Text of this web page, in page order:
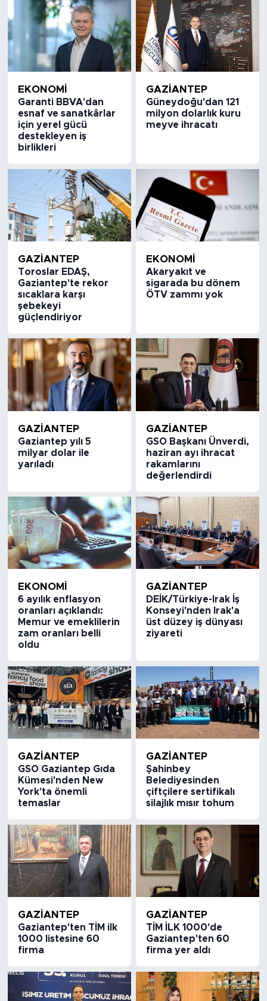
EKONOMİ
Garanti BBVA'dan
esnaf ve sanatkârlar
için yerel gücü
destekleyen iş
birlikleri
GAZIANTEP
Güneydoğu'dan 121
milyon dolarlık kuru
meyve ihracatı
GAZIANTEP
Toroslar EDAŞ,
Gaziantep'te rekor
sıcaklara karşı
şebekeyi
güçlendiriyor
EKONOMİ
Akaryakıt ve
sigarada bu dönem
ÖTV zammı yok
GAZIANTEP
Gaziantep yılı 5
milyar dolar ile
yarıladı
GAZIANTEP
GSO Başkanı Ünverdi,
haziran ayı ihracat
rakamlarını
değerlendirdi
EKONOMİ
6 ayılık enflasyon
oranları açıklandı:
Memur ve emeklilerin
zam oranları belli
oldu
GAZIANTEP
DEİK/Türkiye-Irak İş
Konseyi'nden Irak'a
üst düzey iş dünyası
ziyareti
GAZIANTEP
GSO Gaziantep Gıda
Kümesi'nden New
York'ta önemli
temaslar
GAZIANTEP
Şahinbey
Belediyesinden
çiftçilere sertifikalı
silajlık mısır tohum
GAZIANTEP
Gaziantep'ten TİM ilk
1000 listesine 60
firma
GAZIANTEP
TİM İLK 1000'de
Gaziantep'ten 60
firma yer aldı